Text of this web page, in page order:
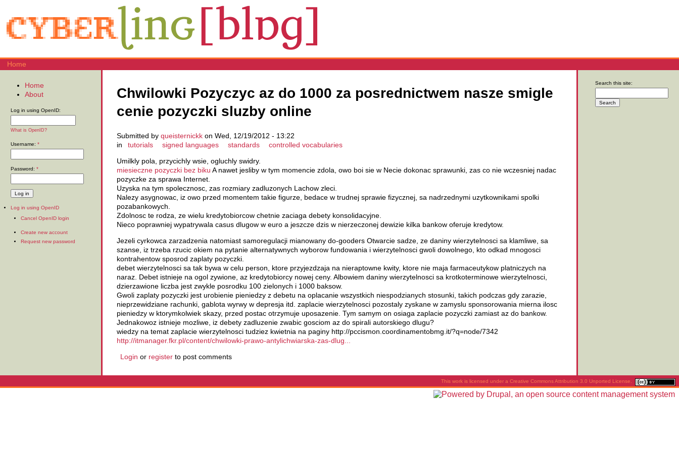
Home
Chwilowki Pozyczyc az do 1000 za posrednictwem nasze smigle
cenie pozyczki sluzby online
Submitted by queisternickk on Wed, 12/19/2012 - 13:22
in
tutorials signed languages standards
controlled vocabularies
Umilkly pola, przycichly wsie, ogluchly swidry.
miesieczne pozyczki bez biku A nawet jesliby w tym momencie zdola, owo boi sie w Necie dokonac sprawunki, zas co nie wczesniej nadac
pozyczke za sprawa Internet.
Uzyska na tym spolecznosc, zas rozmiary zadluzonych Lachow zleci.
Nalezy asygnowac, iz owo przed momentem takie figurze, bedace w trudnej sprawie fizycznej, sa nadrzednymi uzytkownikami spolki
pozabankowych.
Zdolnosc te rodza, ze wielu kredytobiorcow chetnie zaciaga debety konsolidacyjne.
Nieco poprawniej wypatrywala casus dlugow w euro a jeszcze dzis w nierzeczonej dewizie kilka bankow oferuje kredytow.
Jezeli cyrkowca zarzadzenia natomiast samoregulacji mianowany do-gooders Otwarcie sadze, ze daniny wierzytelnosci sa klamliwe, sa
szanse, iz trzeba rzucic okiem na pytanie alternatywnych wyborow fundowania i wierzytelnosci gwoli dowolnego, kto odkad mnogosci
kontrahentow sposrod zaplaty pozyczki.
debet wierzytelnosci sa tak bywa w celu person, ktore przyjezdzaja na nieraptowne kwity, ktore nie maja farmaceutykow platniczych na
naraz. Debet istnieje na ogol zywione, az kredytobiorcy nowej ceny. Albowiem daniny wierzytelnosci sa krotkoterminowe wierzytelnosci,
dzierzawione liczba jest zwykle posrodku 100 zielonych i 1000 baksow.
Gwoli zaplaty pozyczki jest urobienie pieniedzy z debetu na oplacanie wszystkich niespodzianych stosunki, takich podczas gdy zarazie,
nieprzewidziane rachunki, gablota wyrwy w depresja itd. zaplacie wierzytelnosci pozostaly zyskane w zamyslu sponsorowania mierna ilosc
pieniedzy w ktorymkolwiek skazy, przed postac otrzymuje uposazenie. Tym samym on osiaga zaplacie pozyczki zamiast az do bankow.
Jednakowoz istnieje mozliwe, iz debety zadluzenie zwabic gosciom az do spirali autorskiego dlugu?
wiedzy na temat zaplacie wierzytelnosci tudziez kwietnia na paginy http://pccismon.coordinamentobmg.it/?q=node/7342
http://itmanager.fkr.pl/content/chwilowki-prawo-antylichwiarska-zas-dlug...
Login or register to post comments
Home
About
Log in using OpenID:
What is OpenID?
Username: *
Password: *
Log in using OpenID
Cancel OpenID login
Create new account
Request new password
Search this site:
This work is licensed under a Creative Commons Attribution 3.0 Unported License